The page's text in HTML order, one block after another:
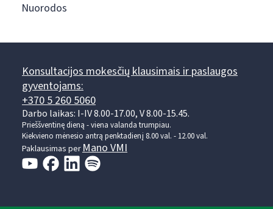
Nuorodos
Konsultacijos mokesčių klausimais ir paslaugos
gyventojams:
+370 5 260 5060
Darbo laikas: I-IV 8.00-17.00, V 8.00-15.45.
Prieššventinę dieną - viena valanda trumpiau.
Kiekvieno mėnesio antrą penktadienį 8.00 val. - 12.00 val.
Paklausimas perMano VMI